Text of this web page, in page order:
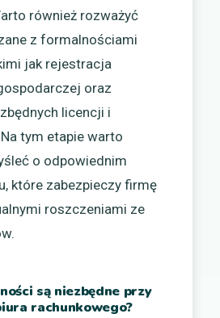
również rozważyć
z formalnościami
jak rejestracja
oraz
licencji i
tym etapie warto
o odpowiednim
które zabezpieczy firmę
roszczeniami ze
są niezbędne przy
rachunkowego?